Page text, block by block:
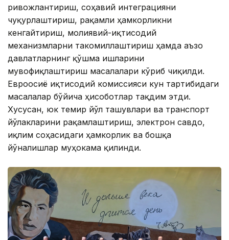
ривожлантириш, соҳавий интеграцияни
чуқурлаштириш, рақамли ҳамкорликни
кенгайтириш, молиявий-иқтисодий
механизмларни такомиллаштириш ҳамда аъзо
давлатларнинг қўшма ишларини
мувофиқлаштириш масалалари кўриб чиқилди.
Евроосиё иқтисодий комиссияси кун тартибидаги
масалалар бўйича ҳисоботлар тақдим этди.
Хусусан, юк темир йўл ташувлари ва транспорт
йўлакларини рақамлаштириш, электрон савдо,
иқлим соҳасидаги ҳамкорлик ва бошқа
йўналишлар муҳокама қилинди.